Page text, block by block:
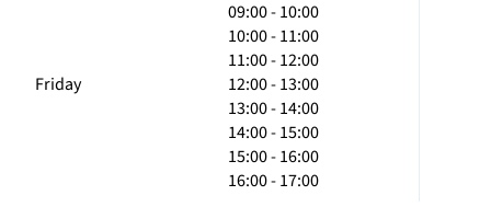
Friday
09:00 - 10:00
10:00 - 11:00
11:00 - 12:00
12:00 - 13:00
13:00 - 14:00
14:00 - 15:00
15:00 - 16:00
16:00 - 17:00